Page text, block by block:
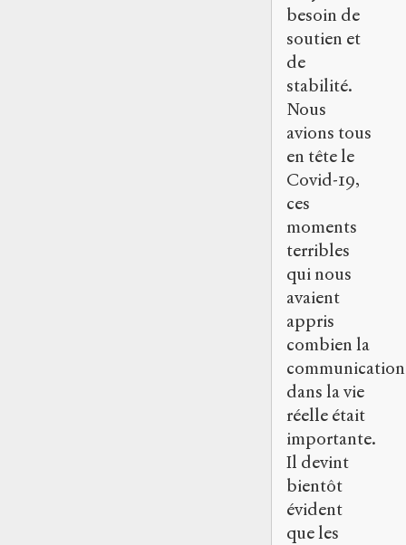
besoin de
soutien et
de
stabilité.
Nous
avions tous
en tête le
Covid-19,
ces
moments
terribles
qui nous
avaient
appris
combien la
communication
dans la vie
réelle était
importante.
Il devint
bientôt
évident
que les